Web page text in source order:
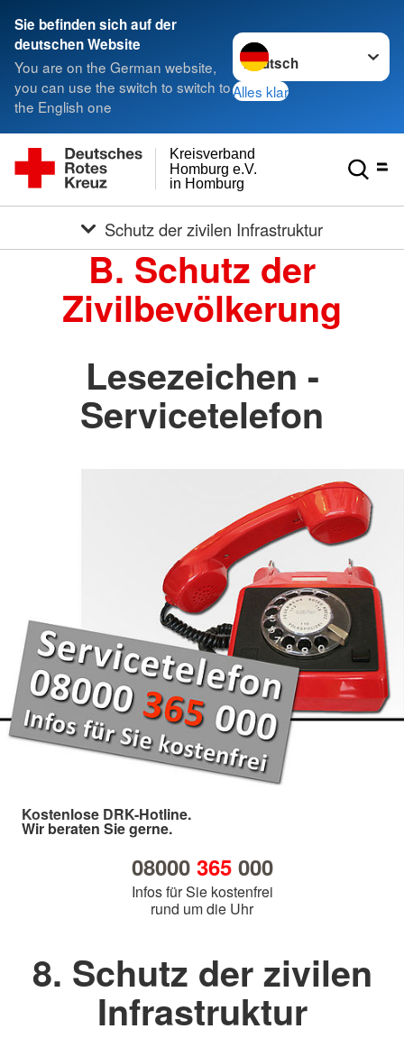
Sie befinden sich auf der
deutschen Website
You are on the German website,
you can use the switch to switch to
the English one
Sprache wechseln zu
Alles klar
in Homburg
Homburg e.V.
Kreisverband
Schutz der zivilen Infrastruktur
B. Schutz der
Zivilbevölkerung
Lesezeichen -
Servicetelefon
Kostenlose DRK-Hotline.
Wir beraten Sie gerne.
08000 365000
Infos für Sie kostenfrei
rund um die Uhr
8. Schutz der zivilen
Infrastruktur